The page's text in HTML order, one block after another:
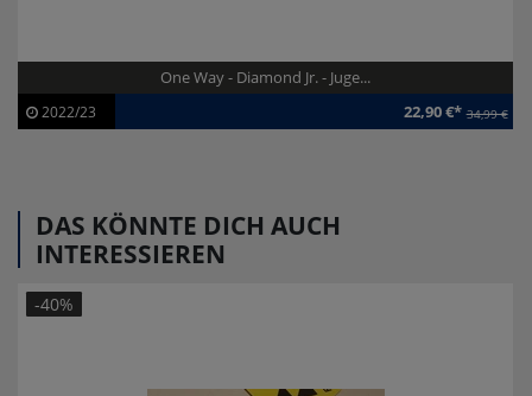
One Way - Diamond Jr. - Juge...
Artikel-ID:
113238
2022/23 22,90 €* 34,99 €
DAS KÖNNTE DICH AUCH
INTERESSIEREN
-40%